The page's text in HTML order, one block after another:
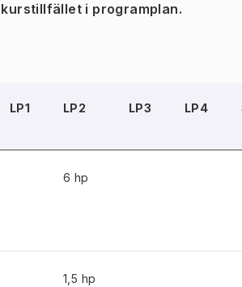
i programplan.
LP1 LP2 LP3 LP4
6 hp
1,5 hp